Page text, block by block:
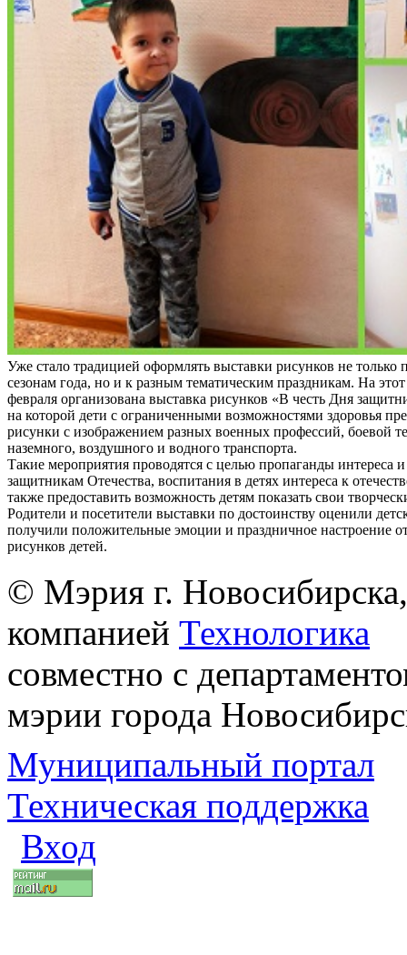
Уже стало традицией оформлять выставки рисунков не
сезонам года, но и к разным тематическим праздникам. На этот
февраля организована выставка рисунков «В честь Дня
на которой дети с ограниченными возможностями здоровья
рисунки с изображением разных военных профессий, боевой
наземного, воздушного и водного транспорта.
Такие мероприятия проводятся с целью пропаганды интереса
защитникам Отечества, воспитания в детях интереса к
также предоставить возможность детям показать свои
Родители и посетители выставки по достоинству оценили
получили положительные эмоции и праздничное настроение
рисунков детей.
© Мэрия г.
компанией Технологика
совместно с
мэрии города
Муниципальный портал
Техническая поддержка
Вход